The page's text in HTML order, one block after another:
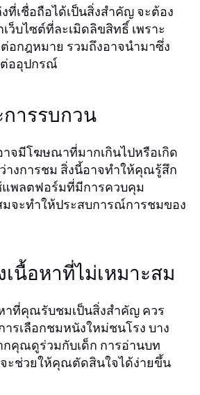
ที่เชื่อถือได้เป็นสิ่งสำคัญ จะต้อง
ว็บไซต์ที่ละเมิดลิขสิทธิ์ เพราะ
อกฎหมาย รวมถึงอาจนำมาซึ่ง
ออุปกรณ์
ารรบกวน
จมีโฆษณาที่มากเกินไปหรือเกิด
างการชม สิ่งนี้อาจทำให้คุณรู้สึก
แพลตฟอร์มที่มีการควบคุม
จะทำให้ประสบการณ์การชมของ
เนื้อหาที่ไม่เหมาะสม
าที่คุณรับชมเป็นสิ่งสำคัญ ควร
รเลือกชมหนังใหม่ชนโรง บาง
กคุณดูร่วมกับเด็ก การอ่านบท
ะช่วยให้คุณตัดสินใจได้ง่ายขึ้น